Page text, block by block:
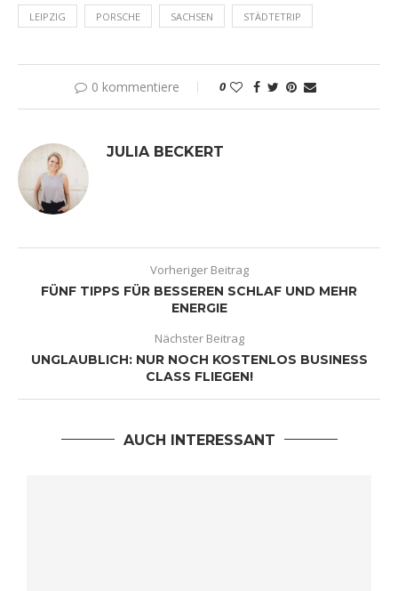
LEIPZIG PORSCHE SACHSEN STÄDTETRIP
0 kommentiere 0
JULIA BECKERT
Vorheriger Beitrag
FÜNF TIPPS FÜR BESSEREN SCHLAF UND MEHR
ENERGIE
Nächster Beitrag
UNGLAUBLICH: NUR NOCH KOSTENLOS BUSINESS
CLASS FLIEGEN!
AUCH INTERESSANT